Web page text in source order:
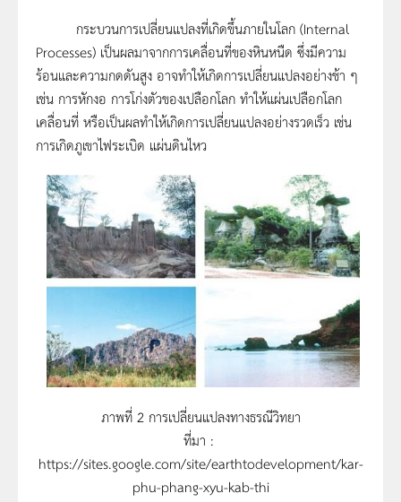
กระบวนการเปลี่ยนแปลงที่เกิดขึ้นภายในโลก (Internal
Processes) เป็นผลมาจากการเคลื่อนที่ของหินหนืด ซึ่งมีความ
ร้อนและความกดดันสูง อาจทำให้เกิดการเปลี่ยนแปลงอย่างช้า ๆ
เช่น การหักงอ การโก่งตัวของเปลือกโลก ทำให้แผ่นเปลือกโลก
เคลื่อนที่ หรือเป็นผลทำให้เกิดการเปลี่ยนแปลงอย่างรวดเร็ว เช่น
การเกิดภูเขาไฟระเบิด แผ่นดินไหว
ภาพที่ 2 การเปลี่ยนแปลงทางธรณีวิทยา
ที่มา :
https://sites.google.com/site/earthtodevelopment/kar-
phu-phang-xyu-kab-thi